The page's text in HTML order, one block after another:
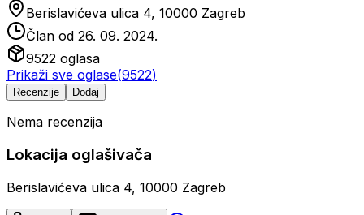
Berislavićeva ulica 4, 10000 Zagreb
Član od 26. 09. 2024.
9522 oglasa
Prikaži sve oglase(9522)
Recenzije Dodaj
Nema recenzija
Lokacija oglašivača
Berislavićeva ulica 4, 10000 Zagreb